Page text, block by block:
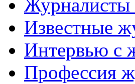
Журналисты
Известные
Интервью с
Профессия